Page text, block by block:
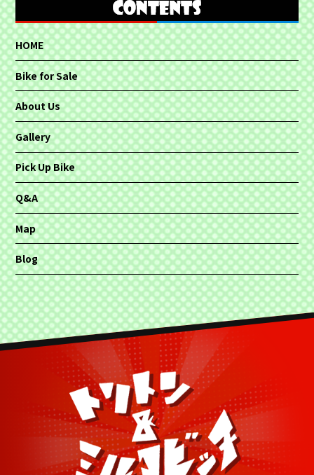
HOME
Bike for Sale
About Us
Gallery
Pick Up Bike
Q&A
Map
Blog